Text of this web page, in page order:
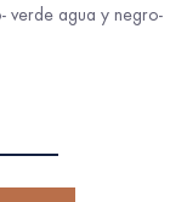
verde agua y negro-